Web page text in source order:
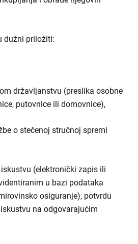
dužni priložiti:
državljanstvu (preslika osobne
putovnice ili domovnice),
o stečenoj stručnoj spremi
(elektronički zapis ili
u bazi podataka
osiguranje), potvrdu
na odgovarajućim